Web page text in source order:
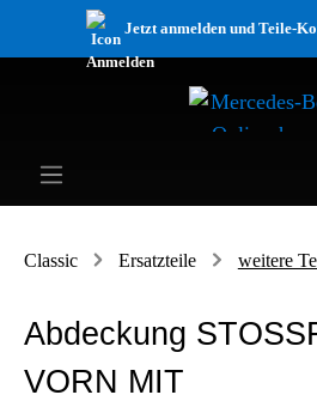
Jetzt anmelden und Teile-
Classic Ersatzteile weitere
Abdeckung
VORN MIT